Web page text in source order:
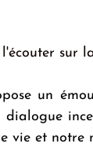
sur
un
vie et